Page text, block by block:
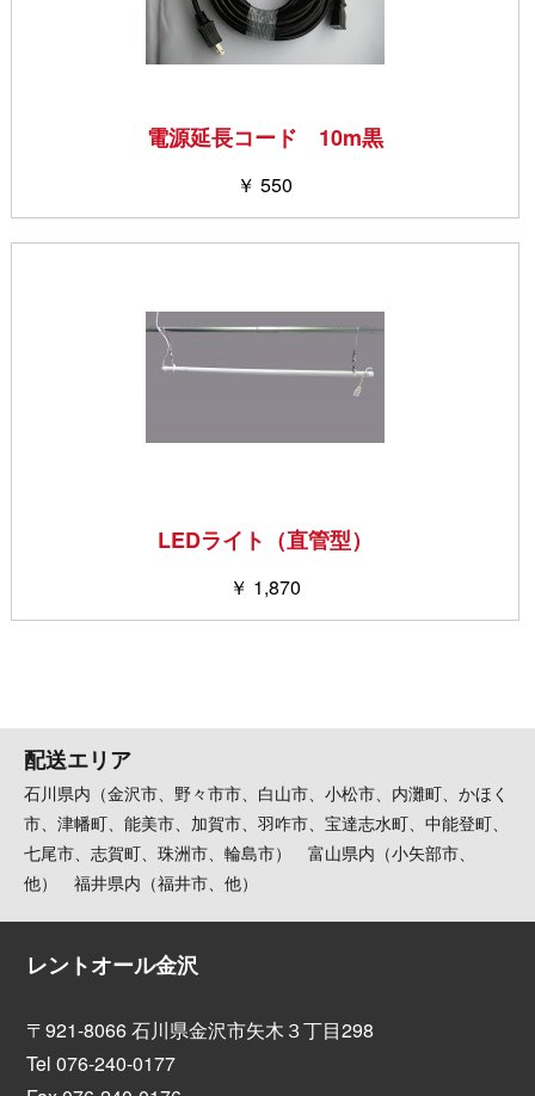
電源延長コード 10m黒
￥ 550
LEDライト（直管型）
￥ 1,870
配送エリア
石川県内（金沢市、野々市市、白山市、小松市、内灘町、かほく
市、津幡町、能美市、加賀市、羽咋市、宝達志水町、中能登町、
七尾市、志賀町、珠洲市、輪島市） 富山県内（小矢部市、
他） 福井県内（福井市、他）
レントオール金沢
〒921-8066 石川県金沢市矢木３丁目298
Tel 076-240-0177